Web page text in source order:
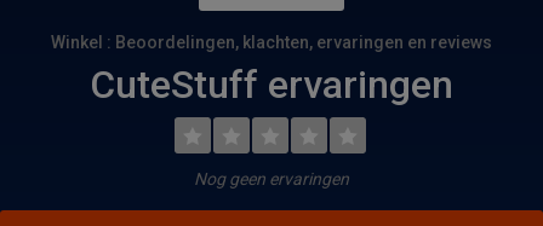
Winkel : Beoordelingen, klachten, ervaringen en reviews
CuteStuff ervaringen
Nog geen ervaringen